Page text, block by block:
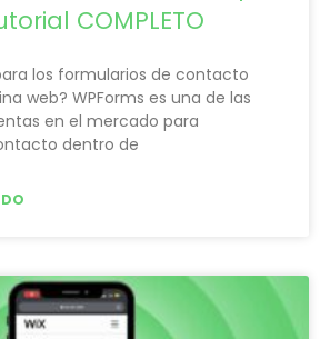
COMPLETO
los formularios de contacto
web? WPForms es una de las
en el mercado para
dentro de